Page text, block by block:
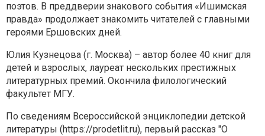
поэтов. В преддверии знакового события «Ишимская
правда» продолжает знакомить читателей с главными
героями Ершовских дней.
Юлия Кузнецова (г. Москва) – автор более 40 книг для
детей и взрослых, лауреат нескольких престижных
литературных премий. Окончила филологический
факультет МГУ.
По сведениям Всероссийской энциклопедии детской
литературы (https://prodetlit.ru), первый рассказ "О